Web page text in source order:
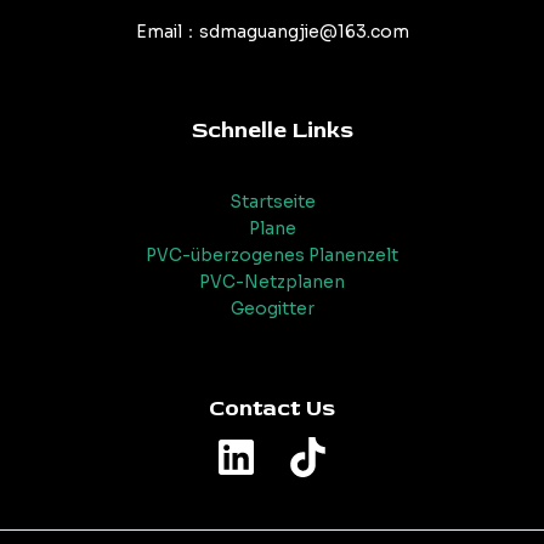
Email：sdmaguangjie@163.com
Schnelle Links
Startseite
Plane
PVC-überzogenes Planenzelt
PVC-Netzplanen
Geogitter
Contact Us